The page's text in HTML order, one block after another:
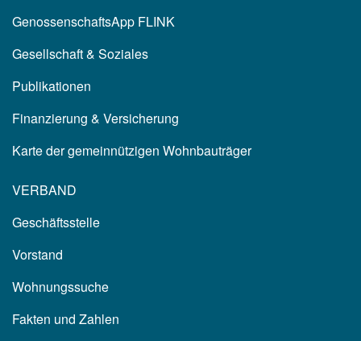
GenossenschaftsApp FLINK
Gesellschaft & Soziales
Publikationen
Finanzierung & Versicherung
Karte der gemeinnützigen Wohnbauträger
VERBAND
Geschäftsstelle
Vorstand
Wohnungssuche
Fakten und Zahlen